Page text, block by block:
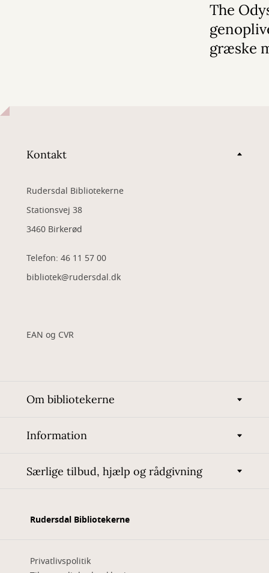
The
græske
Kontakt
Rudersdal Bibliotekerne
Stationsvej 38
3460 Birkerød
Telefon: 46 11 57 00
bibliotek@rudersdal.dk
EAN og CVR
Om bibliotekerne
Information
Særlige tilbud, hjælp og rådgivning
Rudersdal Bibliotekerne
Privatlivspolitik